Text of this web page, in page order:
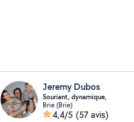
Jeremy Dubos
Souriant, dynamique,
Brie (Brie)
4,4/5 (57 avis)